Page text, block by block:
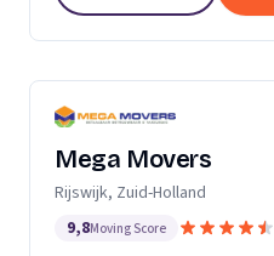
Mega Movers
Rijswijk, Zuid-Holland
9,8Moving Score